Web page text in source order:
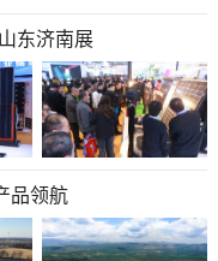
东济南展
品领航